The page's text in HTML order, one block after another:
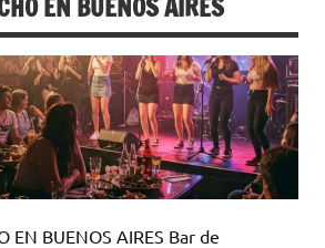
EN BUENOS AIRES
EN BUENOS AIRES Bar de